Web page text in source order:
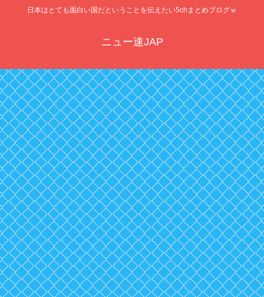
日本はとても面白い国だということを伝えたい5chまとめブログｗ
ニュー速JAP